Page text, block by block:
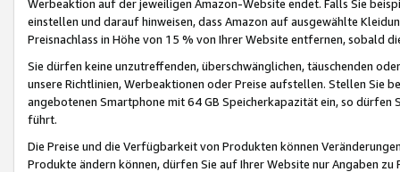
Werbeaktion auf der jeweiligen Amazon-Website endet. Falls Sie
einstellen und darauf hinweisen, dass Amazon auf ausgewählte
Preisnachlass in Höhe von 15 % von Ihrer Website entfernen, sobald
Sie dürfen keine unzutreffenden, überschwänglichen, täuschenden
unsere Richtlinien, Werbeaktionen oder Preise aufstellen. Stellen Sie
angebotenen Smartphone mit 64 GB Speicherkapazität ein, so dürfen
führt.
Die Preise und die Verfügbarkeit von Produkten können
Produkte ändern können, dürfen Sie auf Ihrer Website nur Angaben